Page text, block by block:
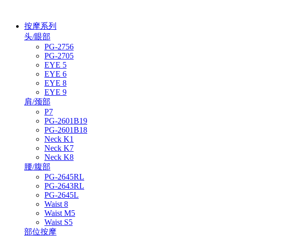
按摩系列
头/眼部
PG-2756
PG-2705
EYE 5
EYE 6
EYE 8
EYE 9
肩/颈部
P7
PG-2601B19
PG-2601B18
Neck K1
Neck K7
Neck K8
腰/腹部
PG-2645RL
PG-2643RL
PG-2645L
Waist 8
Waist M5
Waist S5
部位按摩